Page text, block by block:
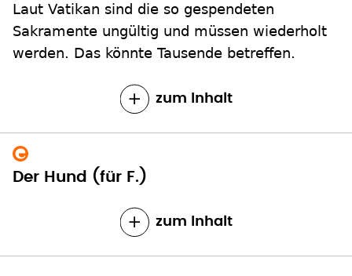
Laut Vatikan sind die so gespendeten
Sakramente ungültig und müssen wiederholt
werden. Das könnte Tausende betreffen.
zum Inhalt
Der Hund (für F.)
zum Inhalt